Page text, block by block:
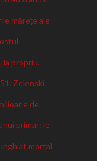
mărețe ale
propriu.
Zelenski
de
primar: le
mortal